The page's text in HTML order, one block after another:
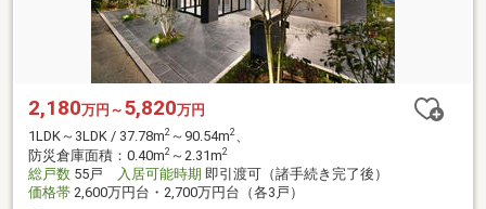
2,180万円～ 5,820万円
1LDK～3LDK / 37.78m2 ～90.54m2 、
防災倉庫面積：0.40m2 ～2.31m2
総戸数 55戸 入居可能時期 即引渡可（諸手続き完了後）
価格帯 2,600万円台・2,700万円台（各3戸）